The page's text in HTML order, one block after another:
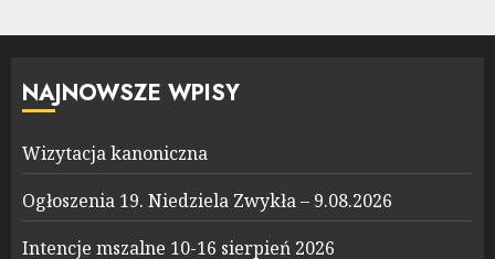
NAJNOWSZE WPISY
Wizytacja kanoniczna
Ogłoszenia 19. Niedziela Zwykła – 9.08.2026
Intencje mszalne 10-16 sierpień 2026